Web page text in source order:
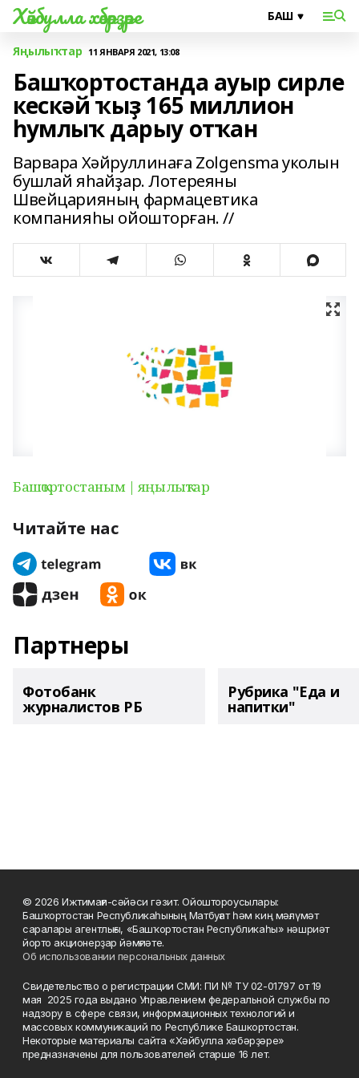
Хәйбулла хәбәрҙәре
Яңылыҡтар 11 ЯНВАРЯ 2021, 13:08
Башҡортостанда ауыр сирле
кескәй ҡыҙ 165 миллион
һумлыҡ дарыу отҡан
Варвара Хәйруллинаға Zolgensma уколын
бушлай яһайҙар. Лотереяны
Швейцарияның фармацевтика
компанияһы ойошторған. //
Башҡортостаным | яңылыҡтар
Читайте нас
Партнеры
Фотобанк
журналистов РБ
Рубрика "Еда и
напитки"
© 2026 Ижтимағи-сәйәси гәзит. Ойоштороусылары:
Башҡортостан Республикаһының Матбуғат һәм киң мәғлүмәт
саралары агентлығы, «Башҡортостан Республикаһы» нәшриәт
йорто акционерҙар йәмғиәте.
Об использовании персональных данных
Свидетельство о регистрации СМИ: ПИ № ТУ 02-01797 от 19
мая 2025 года выдано Управлением федеральной службы по
надзору в сфере связи, информационных технологий и
массовых коммуникаций по Республике Башкортостан.
Некоторые материалы сайта «Хәйбулла хәбәрҙәре»
предназначены для пользователей старше 16 лет.